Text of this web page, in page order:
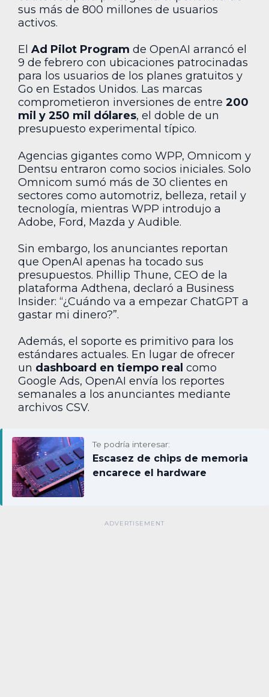
sus más de 800 millones de usuarios
activos.
El Ad Pilot Program de OpenAI arrancó el
9 de febrero con ubicaciones patrocinadas
para los usuarios de los planes gratuitos y
Go en Estados Unidos. Las marcas
comprometieron inversiones de entre 200
mil y 250 mil dólares, el doble de un
presupuesto experimental típico.
Agencias gigantes como WPP, Omnicom y
Dentsu entraron como socios iniciales. Solo
Omnicom sumó más de 30 clientes en
sectores como automotriz, belleza, retail y
tecnología, mientras WPP introdujo a
Adobe, Ford, Mazda y Audible.
Sin embargo, los anunciantes reportan
que OpenAI apenas ha tocado sus
presupuestos. Phillip Thune, CEO de la
plataforma Adthena, declaró a Business
Insider: “¿Cuándo va a empezar ChatGPT a
gastar mi dinero?”.
Además, el soporte es primitivo para los
estándares actuales. En lugar de ofrecer
un dashboard en tiempo real como
Google Ads, OpenAI envía los reportes
semanales a los anunciantes mediante
archivos CSV.
Te podría interesar:
Escasez de chips de memoria
encarece el hardware